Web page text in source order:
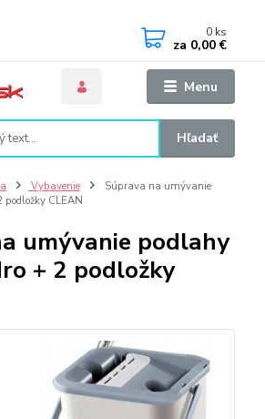
Menu
Hľadať
0 ks
za 0,00 €
Vybavenie
Súprava na umývanie
podložky CLEAN
umývanie podlahy
+ 2 podložky